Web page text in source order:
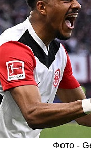
Фото -